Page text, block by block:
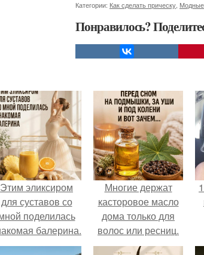
Категории: Как сделать прическу
Понравилось?
Этим эликсиром
для суставов со
поделилась
балерина.
Многие держат
касторовое масло
дома только для
волос или ресниц.